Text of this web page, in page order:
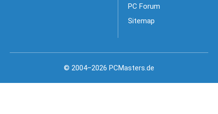
PC Forum
Sitemap
© 2004–2026 PCMasters.de